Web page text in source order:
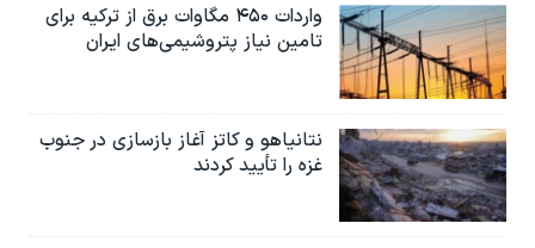
واردات ۴۵۰ مگاوات برق از ترکیه برای
تامین نیاز پتروشیمی‌های ایران
نتانیاهو و کاتز آغاز بازسازی در جنوب
غزه را تأیید کردند